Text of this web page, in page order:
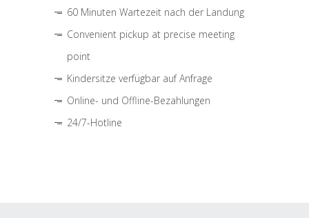
60 Minuten Wartezeit nach der Landung
Convenient pickup at precise meeting
point
Kindersitze verfügbar auf Anfrage
Online- und Offline-Bezahlungen
24/7-Hotline